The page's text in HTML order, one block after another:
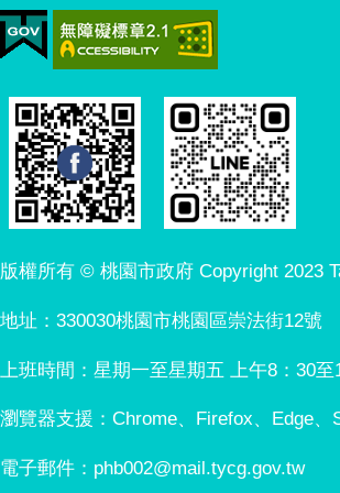
版權所有 © 桃園市政府 Copyright 2023
地址：330030桃園市桃園區崇法街12
上班時間：星期一至星期五 上午8：30
瀏覽器支援：Chrome、Firefox、Edge
電子郵件：phb002@mail.tycg.gov.tw